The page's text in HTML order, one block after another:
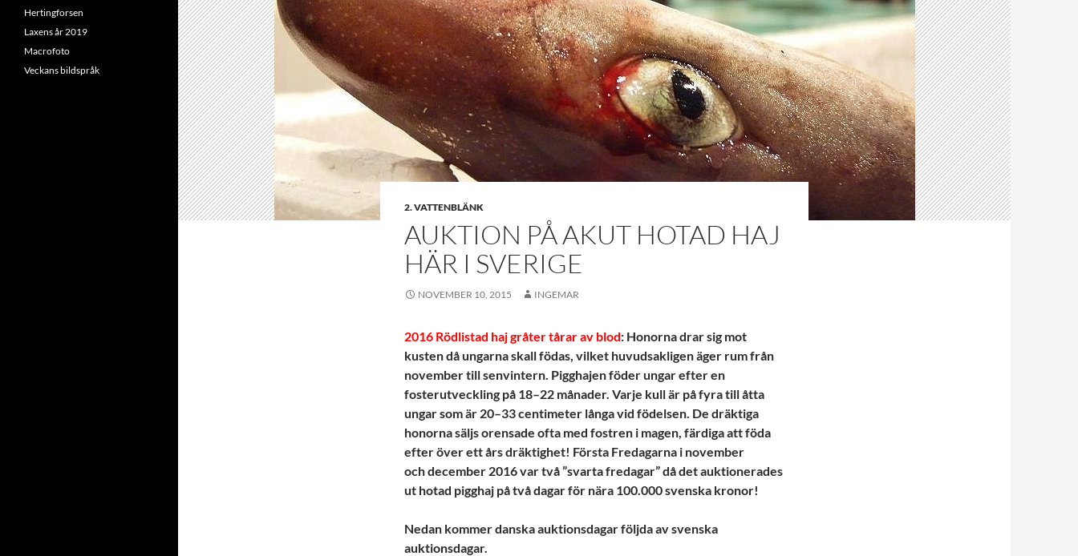
2. VATTENBLÄNK
AUKTION PÅ AKUT HOTAD HAJ
HÄR I SVERIGE
NOVEMBER 10, 2015 INGEMAR
2016 Rödlistad haj gråter tårar av blod: Honorna drar sig mot
kusten då ungarna skall födas, vilket huvudsakligen äger rum från
november till senvintern. Pigghajen föder ungar efter en
fosterutveckling på 18–22 månader. Varje kull är på fyra till åtta
ungar som är 20–33 centimeter långa vid födelsen. De dräktiga
honorna säljs orensade ofta med fostren i magen, färdiga att föda
efter över ett års dräktighet! Första Fredagarna i november
och december 2016 var två ”svarta fredagar” då det auktionerades
ut hotad pigghaj på två dagar för nära 100.000 svenska kronor!
Nedan kommer danska auktionsdagar följda av svenska
auktionsdagar.
Hertingforsen
Laxens år 2019
Macrofoto
Veckans bildspråk